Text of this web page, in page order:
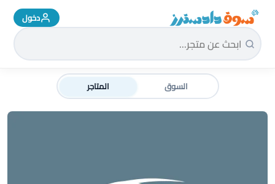
سوق دادسترز الرئيسية دخول
السوق المتاجر